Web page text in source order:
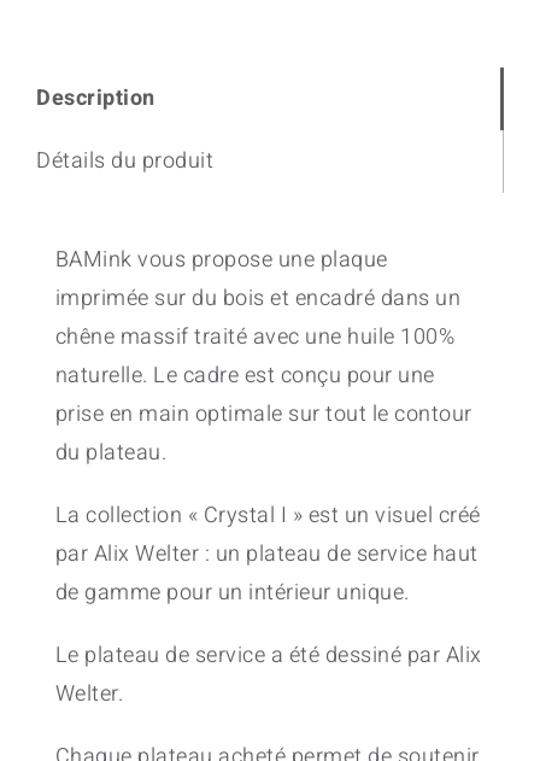
Description
Détails du produit
BAMink vous propose une plaque
imprimée sur du bois et encadré dans un
chêne massif traité avec une huile 100%
naturelle. Le cadre est conçu pour une
prise en main optimale sur tout le contour
du plateau.
La collection « Crystal I » est un visuel créé
par Alix Welter : un plateau de service haut
de gamme pour un intérieur unique.
Le plateau de service a été dessiné par Alix
Welter.